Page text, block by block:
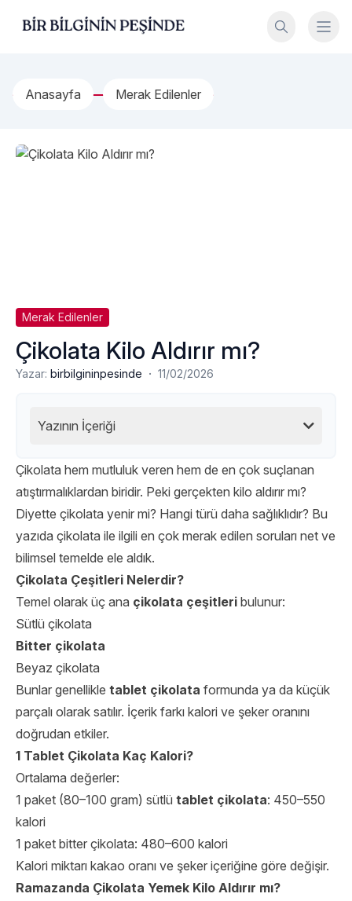
Bir Bilginin Peşinde!
Anasayfa Merak Edilenler
Merak Edilenler
Çikolata Kilo Aldırır mı?
Yazar: birbilgininpesinde · 11/02/2026
Yazının İçeriği
Çikolata hem mutluluk veren hem de en çok suçlanan
atıştırmalıklardan biridir. Peki gerçekten kilo aldırır mı?
Diyette çikolata yenir mi? Hangi türü daha sağlıklıdır? Bu
yazıda çikolata ile ilgili en çok merak edilen soruları net ve
bilimsel temelde ele aldık.
Çikolata Çeşitleri Nelerdir?
Temel olarak üç ana çikolata çeşitleri bulunur:
Sütlü çikolata
Bitter çikolata
Beyaz çikolata
Bunlar genellikle tablet çikolata formunda ya da küçük
parçalı olarak satılır. İçerik farkı kalori ve şeker oranını
doğrudan etkiler.
1 Tablet Çikolata Kaç Kalori?
Ortalama değerler:
1 paket (80–100 gram) sütlü tablet çikolata: 450–550
kalori
1 paket bitter çikolata: 480–600 kalori
Kalori miktarı kakao oranı ve şeker içeriğine göre değişir.
Ramazanda Çikolata Yemek Kilo Aldırır mı?